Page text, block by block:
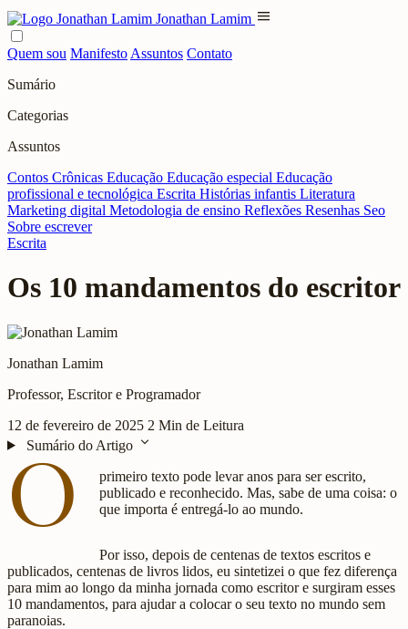
Jonathan Lamim menu
Quem sou Manifesto Assuntos Contato
Sumário
Categorias
Assuntos
Contos Crônicas Educação Educação especial Educação
profissional e tecnológica Escrita Histórias infantis Literatura
Marketing digital Metodologia de ensino Reflexões Resenhas Seo
Sobre escrever
Escrita
Os 10 mandamentos do escritor
Jonathan Lamim
Professor, Escritor e Programador
12 de fevereiro de 2025 2 Min de Leitura
Sumário do Artigo expand_more
O
primeiro texto pode levar anos para ser escrito,
publicado e reconhecido. Mas, sabe de uma coisa: o
que importa é entregá-lo ao mundo.
Por isso, depois de centenas de textos escritos e
publicados, centenas de livros lidos, eu sintetizei o que fez diferença
para mim ao longo da minha jornada como escritor e surgiram esses
10 mandamentos, para ajudar a colocar o seu texto no mundo sem
paranoias.